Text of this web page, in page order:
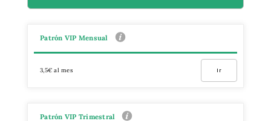
Patrón VIP Mensual
3,5€ al mes Ir
Patrón VIP Trimestral